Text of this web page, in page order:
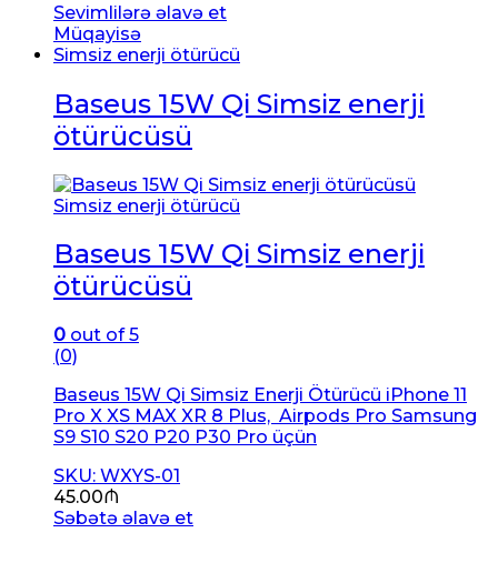
Sevimlilərə əlavə et
Müqayisə
Simsiz enerji ötürücü
Baseus 15W Qi Simsiz enerji
ötürücüsü
Simsiz enerji ötürücü
Baseus 15W Qi Simsiz enerji
ötürücüsü
0 out of 5
(0)
Baseus 15W Qi Simsiz Enerji Ötürücü iPhone 11
Pro X XS MAX XR 8 Plus, Airpods Pro Samsung
S9 S10 S20 P20 P30 Pro üçün
SKU: WXYS-01
45.00₼
Səbətə əlavə et